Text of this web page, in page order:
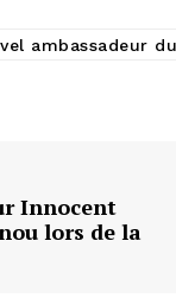
ambassadeur
Innocent
lors de la